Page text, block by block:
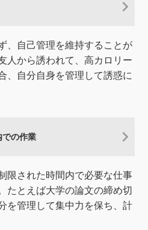
、自己管理を維持することが
人から誘われて、高カロリー
、自分自身を管理して誘惑に
での作業
限された時間内で必要な仕事
たとえば大学の論文の締め切
を管理して集中力を保ち、計